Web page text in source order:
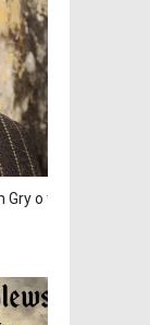
o tron